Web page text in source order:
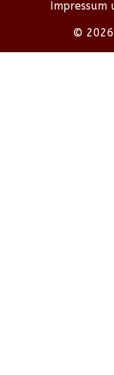
Impressum
© 2026